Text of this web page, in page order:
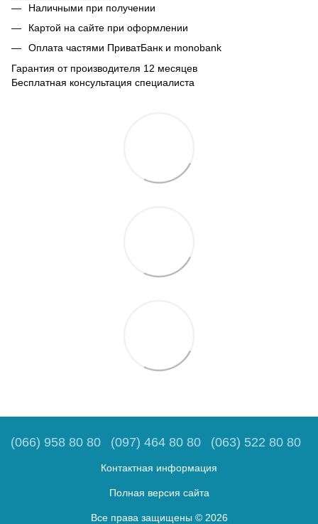
Наличными при получении
Картой на сайте при оформлении
Оплата частями ПриватБанк и monobank
Гарантия от производителя 12 месяцев
Бесплатная консультация специалиста
(066) 958 80 80 (097) 464 80 80 (063) 522 80 80
Контактная информация
Полная версия сайта
Все права защищены © 2026